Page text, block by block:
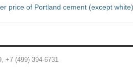
price of Portland cement (except
+7 (499) 394-6731